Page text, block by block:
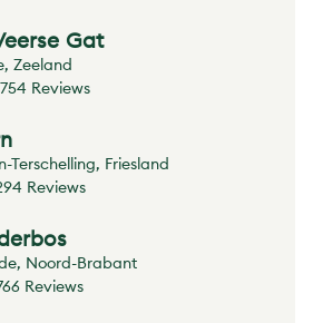
Gat
Zeeland
Reviews
Terschelling, Friesland
Reviews
Noord-Brabant
Reviews